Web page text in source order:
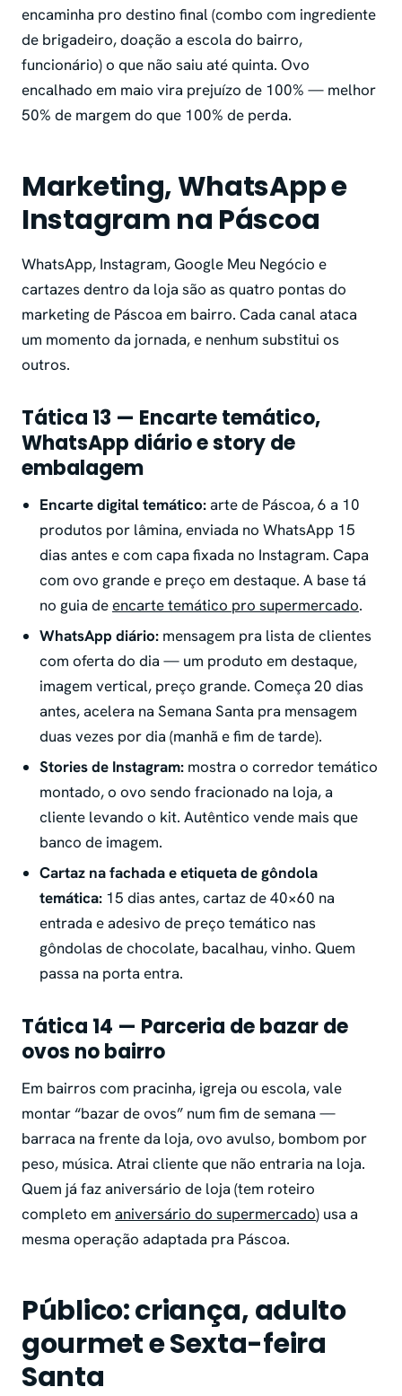
encaminha pro destino final (combo com ingrediente
de brigadeiro, doação a escola do bairro,
funcionário) o que não saiu até quinta. Ovo
encalhado em maio vira prejuízo de 100% — melhor
50% de margem do que 100% de perda.
Marketing, WhatsApp e
Instagram na Páscoa
WhatsApp, Instagram, Google Meu Negócio e
cartazes dentro da loja são as quatro pontas do
marketing de Páscoa em bairro. Cada canal ataca
um momento da jornada, e nenhum substitui os
outros.
Tática 13 — Encarte temático,
WhatsApp diário e story de
embalagem
Encarte digital temático:arte de Páscoa, 6 a 10
produtos por lâmina, enviada no WhatsApp 15
dias antes e com capa fixada no Instagram. Capa
com ovo grande e preço em destaque. A base tá
no guia deencarte temático pro supermercado.
WhatsApp diário: mensagem pra lista de clientes
com oferta do dia — um produto em destaque,
imagem vertical, preço grande. Começa 20 dias
antes, acelera na Semana Santa pra mensagem
duas vezes por dia (manhã e fim de tarde).
Stories de Instagram: mostra o corredor temático
montado, o ovo sendo fracionado na loja, a
cliente levando o kit. Autêntico vende mais que
banco de imagem.
Cartaz na fachada e etiqueta de gôndola
temática: 15 dias antes, cartaz de 40×60 na
entrada e adesivo de preço temático nas
gôndolas de chocolate, bacalhau, vinho. Quem
passa na porta entra.
Tática 14 — Parceria de bazar de
ovos no bairro
Em bairros com pracinha, igreja ou escola, vale
montar “bazar de ovos” num fim de semana —
barraca na frente da loja, ovo avulso, bombom por
peso, música. Atrai cliente que não entraria na loja.
Quem já faz aniversário de loja (tem roteiro
completo em aniversário do supermercado) usa a
mesma operação adaptada pra Páscoa.
Público: criança, adulto
gourmet e Sexta-feira
Santa